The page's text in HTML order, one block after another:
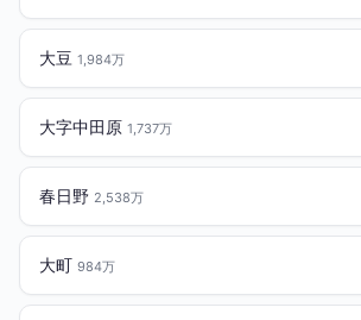
大豆 1,984万
大字中田原 1,737万
春日野 2,538万
大町 984万